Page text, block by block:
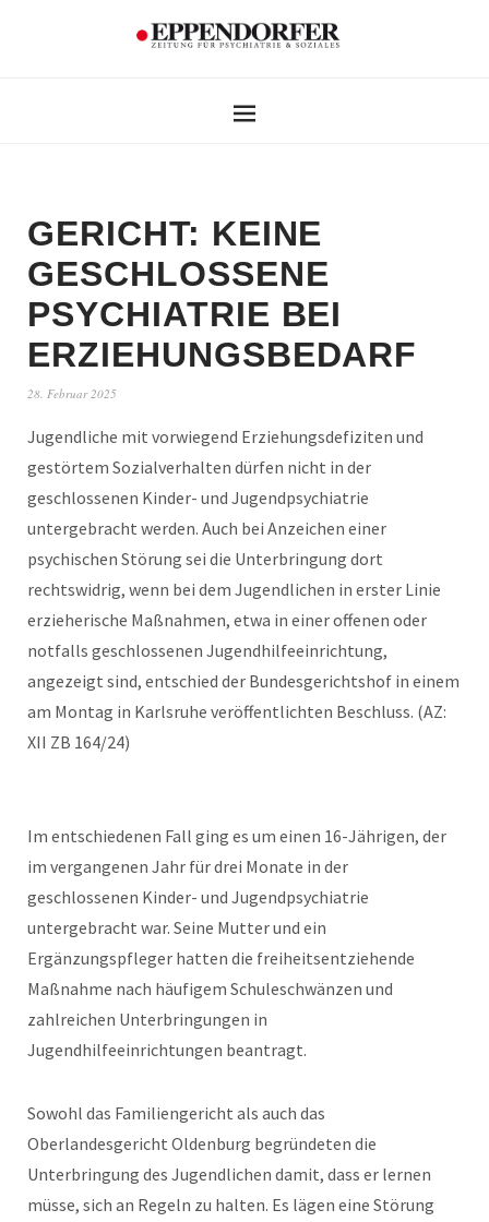
GERICHT: KEINE
GESCHLOSSENE
PSYCHIATRIE BEI
ERZIEHUNGSBEDARF
28. Februar 2025
Jugendliche mit vorwiegend Erziehungsdefiziten und
gestörtem Sozialverhalten dürfen nicht in der
geschlossenen Kinder- und Jugendpsychiatrie
untergebracht werden. Auch bei Anzeichen einer
psychischen Störung sei die Unterbringung dort
rechtswidrig, wenn bei dem Jugendlichen in erster Linie
erzieherische Maßnahmen, etwa in einer offenen oder
notfalls geschlossenen Jugendhilfeeinrichtung,
angezeigt sind, entschied der Bundesgerichtshof in einem
am Montag in Karlsruhe veröffentlichten Beschluss. (AZ:
XII ZB 164/24)
Im entschiedenen Fall ging es um einen 16-Jährigen, der
im vergangenen Jahr für drei Monate in der
geschlossenen Kinder- und Jugendpsychiatrie
untergebracht war. Seine Mutter und ein
Ergänzungspfleger hatten die freiheitsentziehende
Maßnahme nach häufigem Schuleschwänzen und
zahlreichen Unterbringungen in
Jugendhilfeeinrichtungen beantragt.
Sowohl das Familiengericht als auch das
Oberlandesgericht Oldenburg begründeten die
Unterbringung des Jugendlichen damit, dass er lernen
müsse, sich an Regeln zu halten. Es lägen eine Störung